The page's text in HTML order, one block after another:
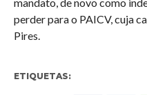
perder para o PAICV, cuja
Pires.
ETIQUETAS: